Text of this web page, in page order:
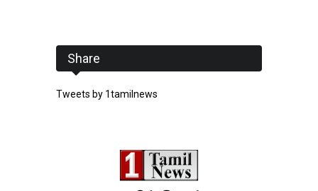
Share
Tweets by 1tamilnews